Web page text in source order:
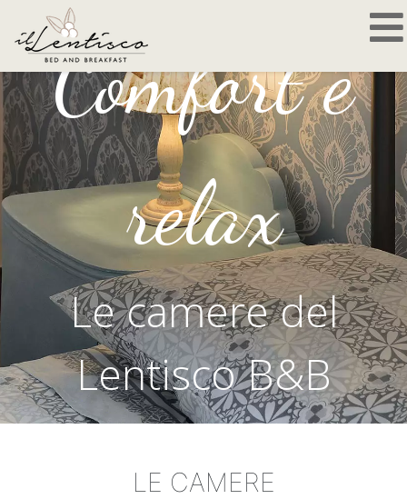
Comfort e
relax
Le camere del
Lentisco B&B
LE CAMERE